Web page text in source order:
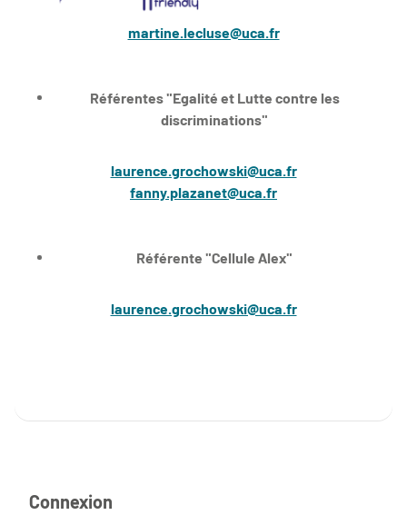
martine.lecluse@uca.fr
Référentes "Egalité et Lutte contre les
discriminations"
laurence.grochowski@uca.fr
fanny.plazanet@uca.fr
Référente "Cellule Alex"
laurence.grochowski@uca.fr
Connexion